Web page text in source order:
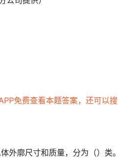
免费查看本题答案，还可以搜
外廓尺寸和质量，分为（）类。